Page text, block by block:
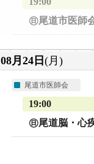
㊐尾道市医師
08月24日 (月)
尾道市医師会
19:00
㊐尾道脳・心